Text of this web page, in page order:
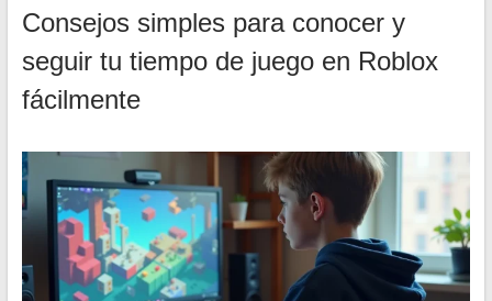
Consejos simples para conocer y
seguir tu tiempo de juego en Roblox
fácilmente